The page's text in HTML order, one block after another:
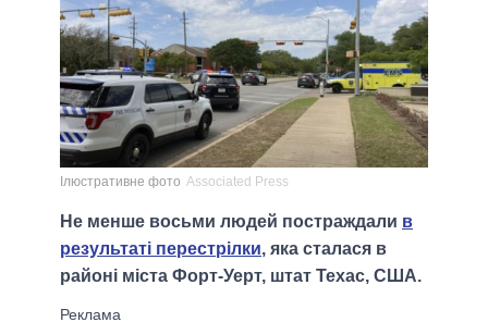
Ілюстративне фото Associated Press
Не менше восьми людей постраждали в
результаті перестрілки, яка сталася в
районі міста Форт-Уерт, штат Техас, США.